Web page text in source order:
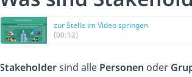
zur Stelle im Video springen
(00:12)
Stakeholdersind alle Personen oder